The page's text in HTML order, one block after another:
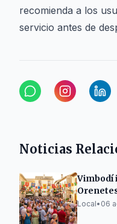
recomienda a los
servicio antes de
Noticias
Vimbodí
Local• 06